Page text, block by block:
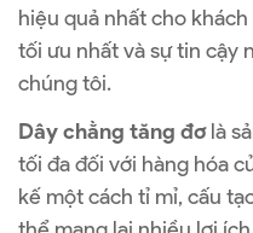
hiệu quả nhất cho
tối ưu nhất và sự tin cậy
chúng tôi.
Dây chằng tăng đơlà
tối đa đối với hàng hóa
kế một cách tỉ mỉ, cấu